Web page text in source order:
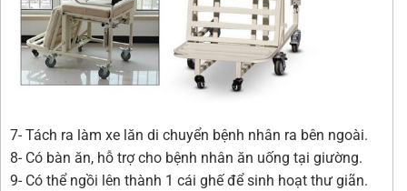
7- Tách ra làm xe lăn di chuyển bệnh nhân ra bên ngoài.
8- Có bàn ăn, hỗ trợ cho bệnh nhân ăn uống tại giường.
9- Có thể ngồi lên thành 1 cái ghế để sinh hoạt thư giãn.